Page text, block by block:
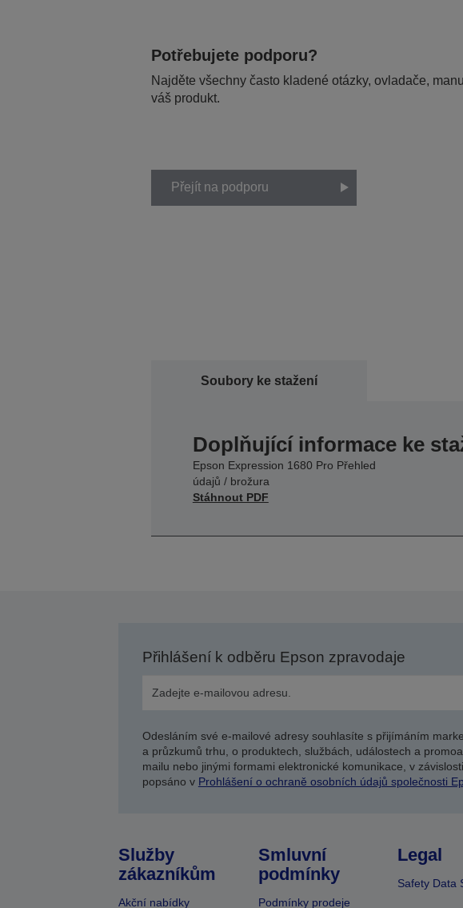
Potřebujete podporu?
Najděte všechny často kladené otázky, ovladače,
váš produkt.
Přejít na podporu
Soubory ke stažení
Doplňující informace ke
Epson Expression 1680 Pro Přehled
údajů / brožura
Stáhnout PDF
Přihlášení k odběru Epson zpravodaje
Odesláním své e-mailové adresy souhlasíte s přijímáním
a průzkumů trhu, o produktech, službách, událostech a
mailu nebo jinými formami elektronické komunikace, v
popsáno v Prohlášení o ochraně osobních údajů společnosti
Služby
zákazníkům
Akční nabídky
Smluvní
podmínky
Podmínky prodeje
Legal
Safety Data